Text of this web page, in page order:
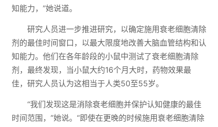
知能力，”她说道。
研究人员进一步推进研究，以确定施用衰老细胞清除
剂的最佳时间窗口，以最大限度地改善大脑血管结构和认
知能力。他们在各年龄段的小鼠中测试了衰老细胞清除
剂，最终发现，当小鼠大约16个月大时，药物效果最
佳，研究人员认为这相当于人类50至55岁。
“我们发现这是消除衰老细胞并保护认知健康的最佳
时间范围，”她说。“即使在更晚的时候施用衰老细胞清除